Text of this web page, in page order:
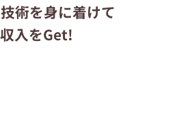
術を身に着けて
入をGet!